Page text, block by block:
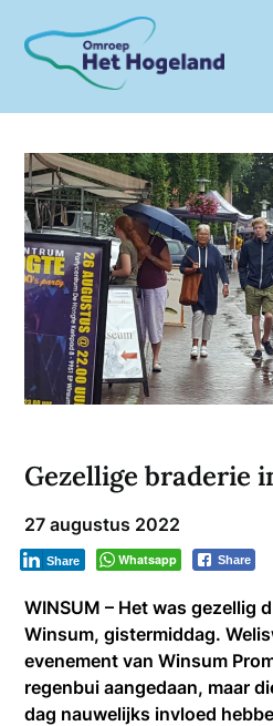
content
Gezellige braderie
27 augustus 2022
Whatsapp Share
Share
WINSUM – Het was gezellig
Winsum, gistermiddag.
evenement van Winsum
regenbui aangedaan, maar
dag nauwelijks invloed